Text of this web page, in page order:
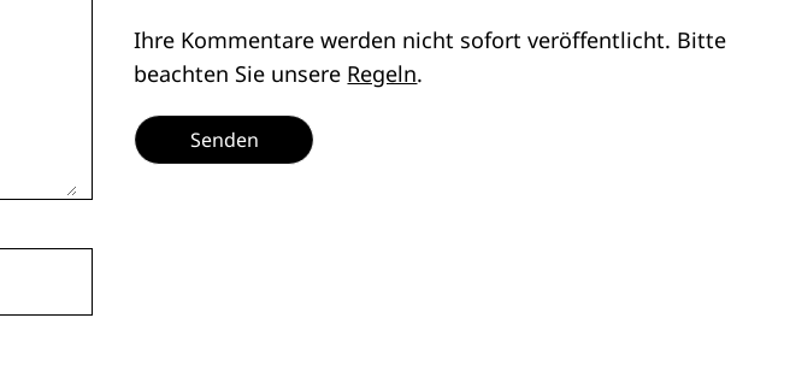
Ihre Kommentare werden nicht sofort veröffentlicht. Bitte
beachten Sie unsere Regeln.
Senden